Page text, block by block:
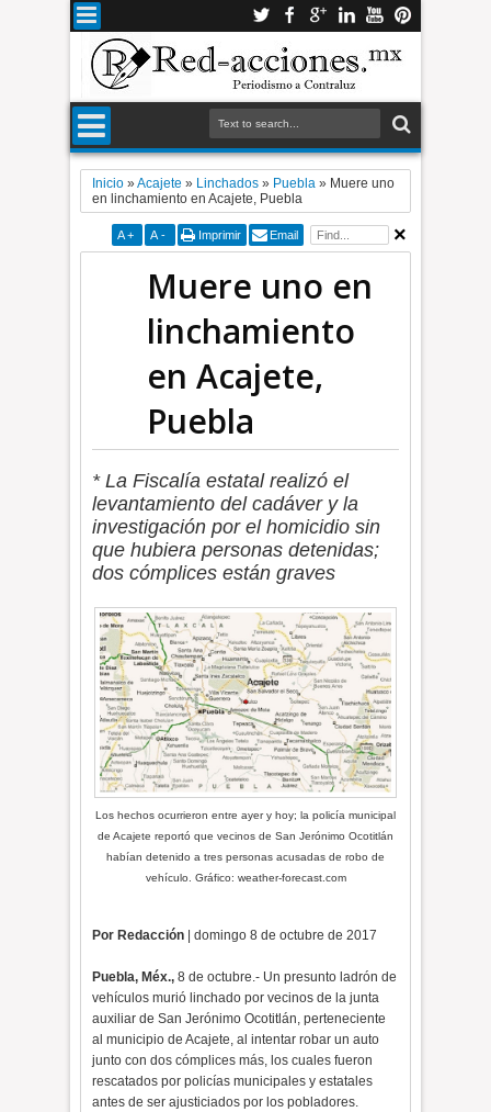
Inicio »Acajete » Linchados » Puebla » Muere uno
en linchamiento en Acajete, Puebla
A + A - Imprimir Email
Muere uno en
linchamiento
en Acajete,
Puebla
* La Fiscalía estatal realizó el
levantamiento del cadáver y la
investigación por el homicidio sin
que hubiera personas detenidas;
dos cómplices están graves
Los hechos ocurrieron entre ayer y hoy; la policía municipal
de Acajete reportó que vecinos de San Jerónimo Ocotitlán
habían detenido a tres personas acusadas de robo de
vehículo. Gráfico: weather-forecast.com
Por Redacción | domingo 8 de octubre de 2017
Puebla, Méx., 8 de octubre.- Un presunto ladrón de
vehículos murió linchado por vecinos de la junta
auxiliar de San Jerónimo Ocotitlán, perteneciente
al municipio de Acajete, al intentar robar un auto
junto con dos cómplices más, los cuales fueron
rescatados por policías municipales y estatales
antes de ser ajusticiados por los pobladores.